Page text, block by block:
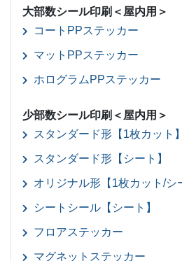
大部数シール印刷＜屋内用＞
コートPPステッカー
マットPPステッカー
ホログラムPPステッカー
少部数シール印刷＜屋内用＞
スタンダード形【1枚カット】
スタンダード形【シート】
オリジナル形【1枚カット/シ
シートシール【シート】
フロアステッカー
マグネットステッカー